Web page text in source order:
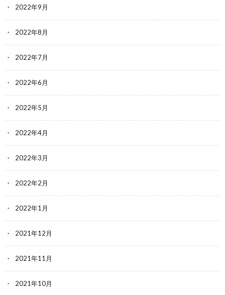
2022年9月
2022年8月
2022年7月
2022年6月
2022年5月
2022年4月
2022年3月
2022年2月
2022年1月
2021年12月
2021年11月
2021年10月